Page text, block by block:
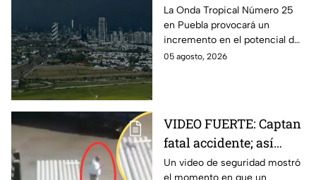
generar tormentas en
Puebla: Pronóstico de
lluvias y riesgos
La Onda Tropical Número 25
en Puebla provocará un
incremento en el potencial de
lluvias en los próximos días,
05 agosto, 2026
VIDEO FUERTE: Captan
fatal accidente; así
montacargas atropelló
Un video de seguridad mostró